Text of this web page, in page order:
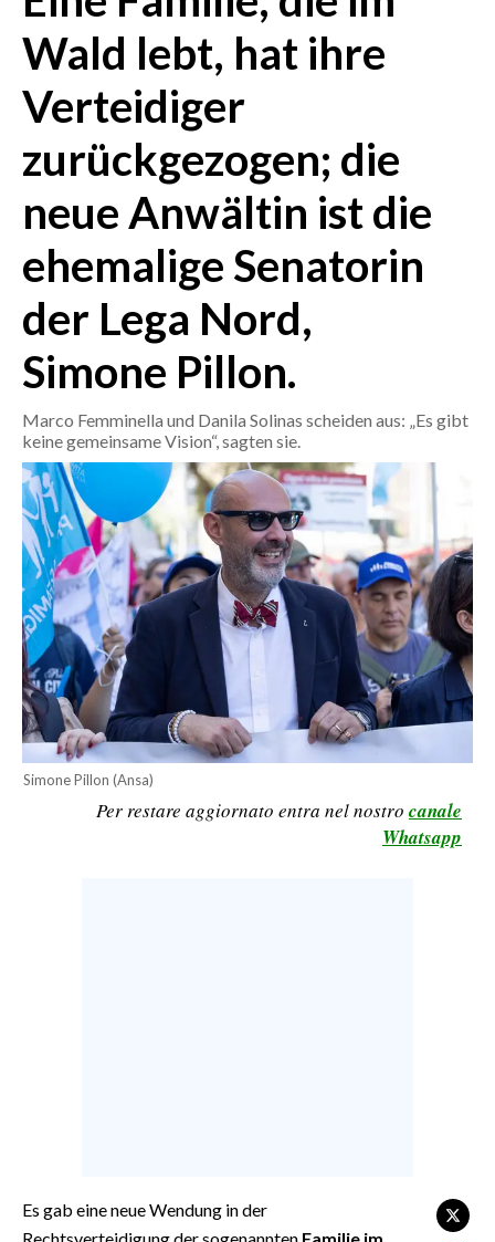
CRONACA
MONDO
POLITICA
ECONOMIA
SERVIZI ALLE IMPRESE
LAVORO
SPORT
RISULTATI E CLASSIFICHE
CALCIO
CALCIO REGIONALE
BASKET
VOLLEY
MOTORI
TENNIS
ALTRI SPORT
CULTURA
VIDEO
Wald lebt, hat ihre
Verteidiger
zurückgezogen; die
neue Anwältin ist die
ehemalige Senatorin
der Lega Nord,
Simone Pillon.
Marco Femminella und Danila Solinas scheiden aus: „Es gibt
keine gemeinsame Vision“, sagten sie.
Simone Pillon (Ansa)
Per restare aggiornato entra nel nostro canale
Whatsapp
Es gab eine neue Wendung in der